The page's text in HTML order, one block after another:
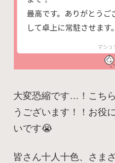
大変恐縮です…！こち
うございます！！お役
いです😭
皆さん十人十色、さま